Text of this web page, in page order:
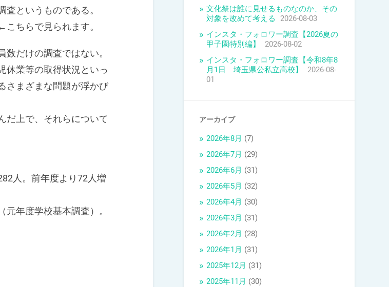
というものである。
こちらで見られます。
だけの調査ではない。
休業等の取得状況といっ
さまざまな問題が浮かび
だ上で、それらについて
人。前年度より72人増
年度学校基本調査）。
文化祭は誰に見せるものなのか、その
対象を改めて考える
2026-08-03
インスタ・フォロワー調査【2026夏の
甲子園特別編】
2026-08-02
インスタ・フォロワー調査【令和8年8
月1日 埼玉県公私立高校】
2026-08-
01
アーカイブ
2026年8月 (7)
2026年7月 (29)
2026年6月 (31)
2026年5月 (32)
2026年4月 (30)
2026年3月 (31)
2026年2月 (28)
2026年1月 (31)
2025年12月 (31)
2025年11月 (30)